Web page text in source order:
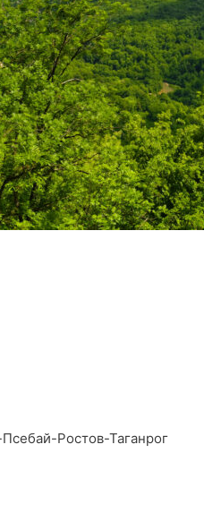
Ростов-Таганрог